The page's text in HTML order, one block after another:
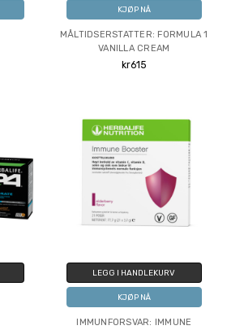
KJØP NÅ
MÅLTIDSERSTATTER: FORMULA 1
VANILLA CREAM
kr615
LEGG I HANDLEKURV
KJØP NÅ
IMMUNFORSVAR: IMMUNE